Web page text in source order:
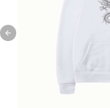
Previous slide